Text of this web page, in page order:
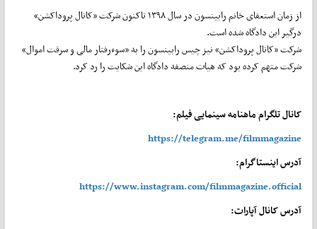
از زمان استعفای خانم رابینسون در سال ۱۳۹۸ تاکنون شرکت «کانال پروداکشن»
درگیر این دادگاه شده است.
شرکت «کانال پروداکشن» نیز چیس رابینسون را به «سوء‌رفتار مالی و سرقت اموال»
شرکت متهم کرده بود که هیات منصفه دادگاه این شکایت را رد کرد.
کانال تلگرام ماهنامه سینمایی فیلم:
https://telegram.me/filmmagazine
آدرس اینستاگرام:
https://www.instagram.com/filmmagazine.official
آدرس کانال آپارات: